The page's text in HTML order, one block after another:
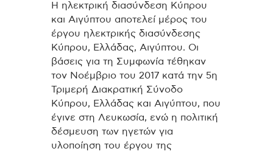
Η ηλεκτρική διασύνδεση Κύπρου
και Αιγύπτου αποτελεί μέρος του
έργου ηλεκτρικής διασύνδεσης
Κύπρου, Ελλάδας, Αιγύπτου. Οι
βάσεις για τη Συμφωνία τέθηκαν
τον Νοέμβριο του 2017 κατά την 5η
Τριμερή Διακρατική Σύνοδο
Κύπρου, Ελλάδας και Αιγύπτου, που
έγινε στη Λευκωσία, ενώ η πολιτική
δέσμευση των ηγετών για
υλοποίηση του έργου της